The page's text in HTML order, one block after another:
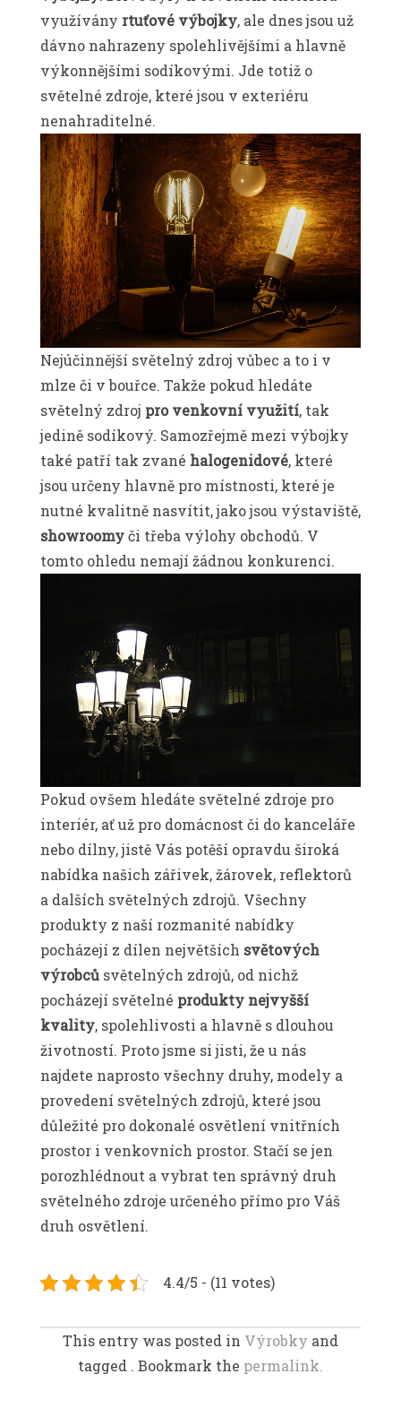
využívány rtuťové výbojky, ale dnes jsou už
dávno nahrazeny spolehlivějšími a hlavně
výkonnějšími sodíkovými. Jde totiž o
světelné zdroje, které jsou v exteriéru
nenahraditelné.
Nejúčinnější světelný zdroj vůbec a to i v
mlze či v bouřce. Takže pokud hledáte
světelný zdroj pro venkovní využití, tak
jedině sodíkový. Samozřejmě mezi výbojky
také patří tak zvané halogenidové, které
jsou určeny hlavně pro místnosti, které je
nutné kvalitně nasvítit, jako jsou výstaviště,
showroomyči třeba výlohy obchodů. V
tomto ohledu nemají žádnou konkurenci.
Pokud ovšem hledáte světelné zdroje pro
interiér, ať už pro domácnost či do kanceláře
nebo dílny, jistě Vás potěší opravdu široká
nabídka našich zářivek, žárovek, reflektorů
a dalších světelných zdrojů. Všechny
produkty z naší rozmanité nabídky
pocházejí z dílen největších světových
výrobců světelných zdrojů, od nichž
pocházejí světelné produkty nejvyšší
kvality, spolehlivosti a hlavně s dlouhou
životností. Proto jsme si jisti, že u nás
najdete naprosto všechny druhy, modely a
provedení světelných zdrojů, které jsou
důležité pro dokonalé osvětlení vnitřních
prostor i venkovních prostor. Stačí se jen
porozhlédnout a vybrat ten správný druh
světelného zdroje určeného přímo pro Váš
druh osvětlení.
4.4/5 - (11 votes)
This entry was posted in Výrobky and
tagged . Bookmark the permalink.